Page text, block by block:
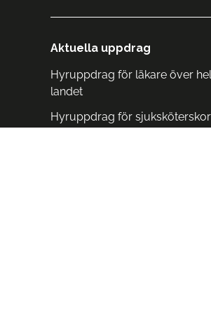
Aktuella uppdrag
Hyruppdrag för läkare över
landet
Hyruppdrag för